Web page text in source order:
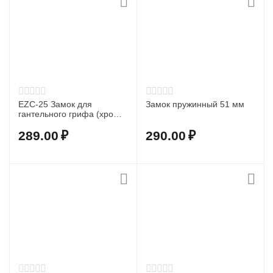
EZC-25 Замок для
гантельного грифа (хром,
289.00 ₽
Замок пружинный 51 мм
290.00 ₽